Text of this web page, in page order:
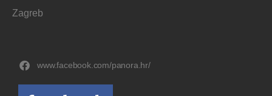
Zagreb
www.facebook.com/panora.hr/